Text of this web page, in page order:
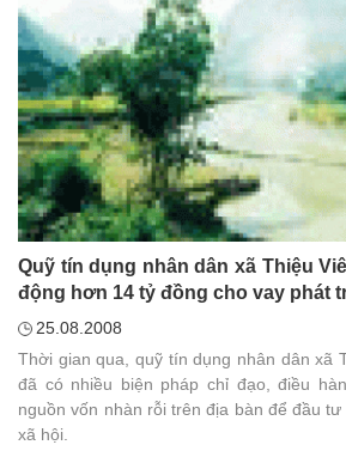
Quỹ tín dụng nhân dân xã Thiệu
động hơn 14 tỷ đồng cho vay phát
25.08.2008
Thời gian qua, quỹ tín dụng nhân dân xã
đã có nhiều biện pháp chỉ đạo, điều
nguồn vốn nhàn rỗi trên địa bàn để đầu
xã hội.